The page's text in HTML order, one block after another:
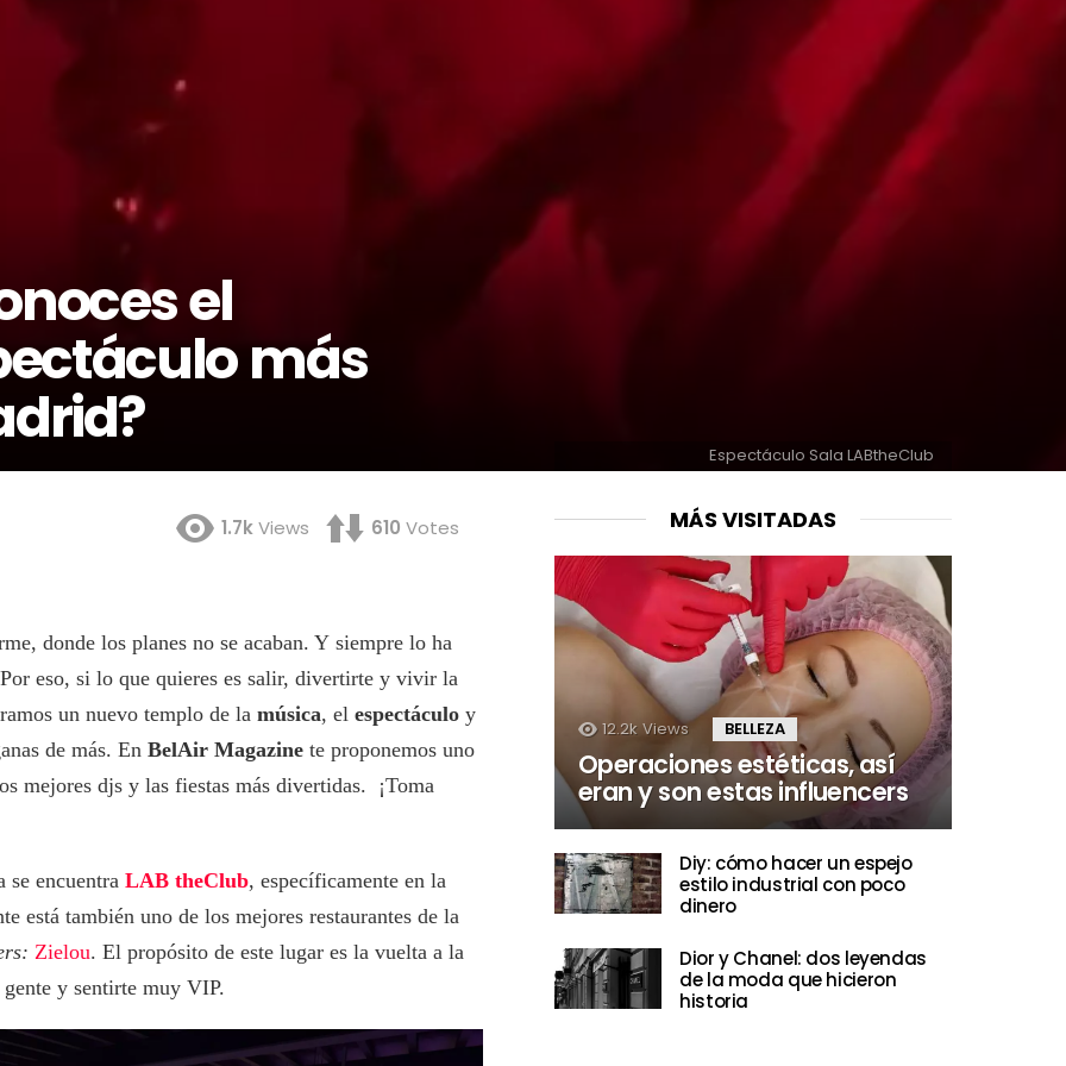
el
más
Espectáculo Sala LABtheClub
1.7kViews 610 Votes
donde los planes no se acaban. Y siempre lo ha
eso, si lo que quieres es salir, divertirte y vivir la
un nuevo templo de la música, el espectáculo y
de más. En BelAir Magazine te proponemos uno
mejores djs y las fiestas más divertidas. ¡Toma
se encuentra LAB theClub, específicamente en la
está también uno de los mejores restaurantes de la
Zielou. El propósito de este lugar es la vuelta a la
y sentirte muy VIP.
MÁS VISITADAS
12.2k Views BELLEZA
Operaciones estéticas, así
eran y son estas influencers
Diy: cómo hacer un espejo
estilo industrial con poco
dinero
Dior y Chanel: dos leyendas
de la moda que hicieron
historia